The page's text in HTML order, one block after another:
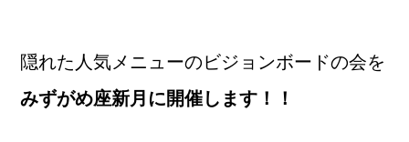
隠れた人気メニューのビジョンボードの会を
みずがめ座新月に開催します！！